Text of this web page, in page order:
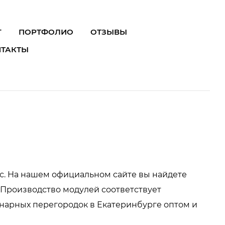
ПОРТФОЛИО
ОТЗЫВЫ
На нашем официальном сайте вы найдете
модулей соответствует
перегородок в Екатеринбурге оптом и